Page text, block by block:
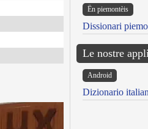
Ën piemontèis
Dissionari
Le nostre
Android
Dizionario